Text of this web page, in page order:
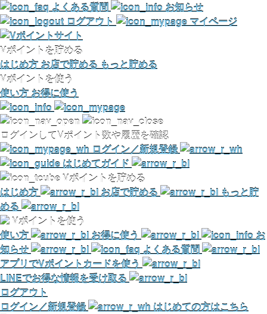
よくある質問
お知らせ
ログアウト
マイページ
Vポイントを貯める
はじめ方 お店で貯める もっと貯める
Vポイントを使う
使い方 お得に使う
ログインしてVポイント数や履歴を確認
ログイン／新規登録
はじめてガイド
Vポイントを貯める
はじめ方
お店で貯める
もっと貯
める
Vポイントを使う
使い方
お得に使う
お
知らせ
よくある質問
アプリでVポイントカードを使う
LINEでお得な情報を受け取る
ログアウト
ログイン／新規登録
はじめての方はこちら